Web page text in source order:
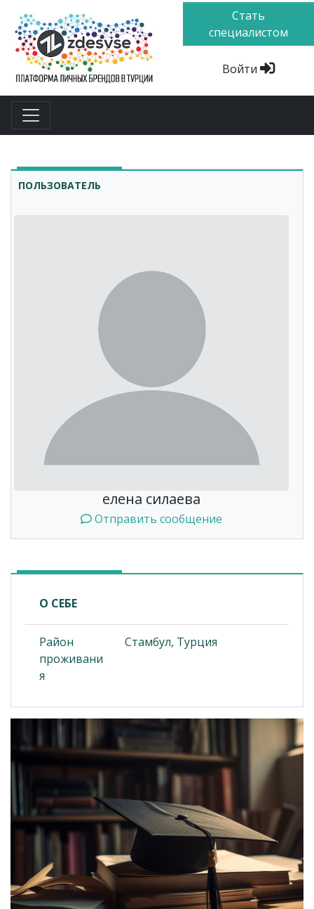
Стать
специалистом
Войти
ПОЛЬЗОВАТЕЛЬ
елена силаева
Отправить сообщение
О СЕБЕ
Район
проживани
я
Стамбул, Турция